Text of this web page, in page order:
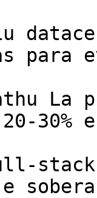
para
La
20-
stack